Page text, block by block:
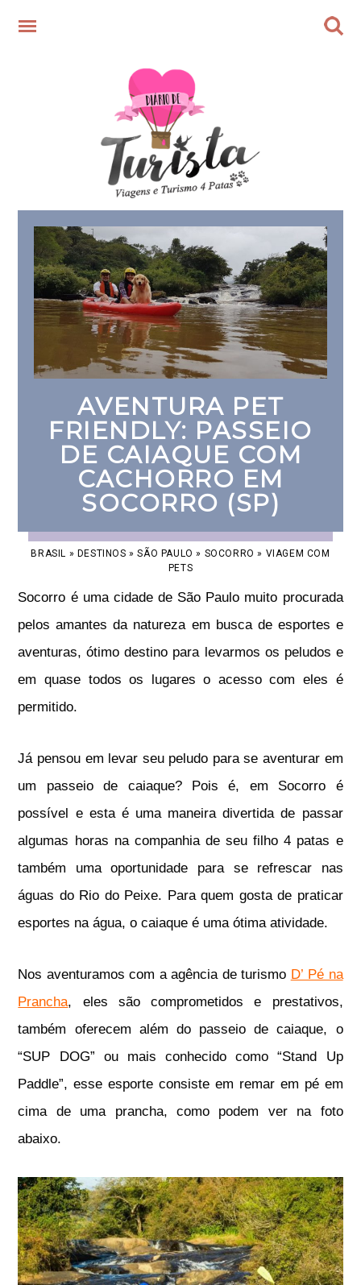
AVENTURA PET
FRIENDLY: PASSEIO
DE CAIAQUE COM
CACHORRO EM
SOCORRO (SP)
BRASIL » DESTINOS »SÃO PAULO » SOCORRO » VIAGEM COM
PETS
Socorro é uma cidade de São Paulo muito procurada
pelos amantes da natureza em busca de esportes e
aventuras, ótimo destino para levarmos os peludos e
em quase todos os lugares o acesso com eles é
permitido.
Já pensou em levar seu peludo para se aventurar em
um passeio de caiaque? Pois é, em Socorro é
possível e esta é uma maneira divertida de passar
algumas horas na companhia de seu filho 4 patas e
também uma oportunidade para se refrescar nas
águas do Rio do Peixe. Para quem gosta de praticar
esportes na água, o caiaque é uma ótima atividade.
Nos aventuramos com a agência de turismo D’ Pé na
Prancha, eles são comprometidos e prestativos,
também oferecem além do passeio de caiaque, o
“SUP DOG” ou mais conhecido como “Stand Up
Paddle”, esse esporte consiste em remar em pé em
cima de uma prancha, como podem ver na foto
abaixo.